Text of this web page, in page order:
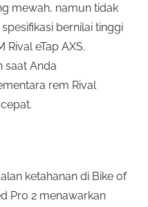
mewah, namun tidak
bernilai tinggi
eTap AXS.
saat Anda
rem Rival
ketahanan di Bike of
Pro 2 menawarkan